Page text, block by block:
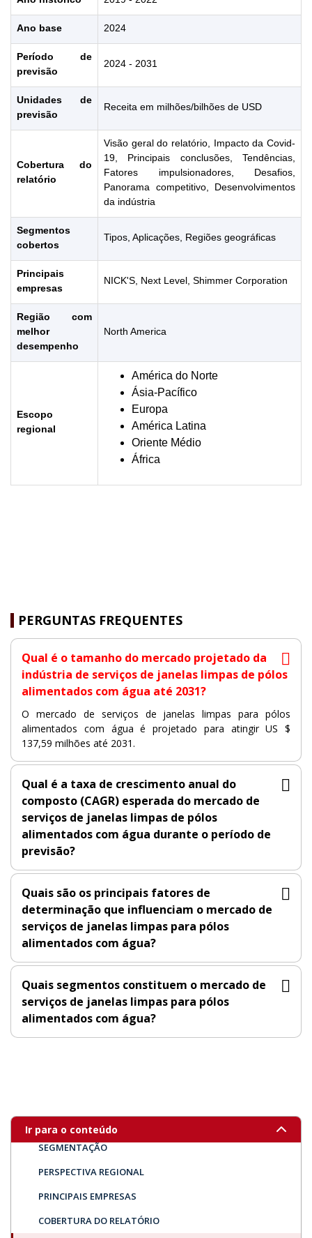
Ano base 2024
Período de
previsão
2024 - 2031
Unidades de
previsão
Receita em milhões/bilhões de USD
Cobertura do
relatório
Visão geral do relatório, Impacto da Covid-
19, Principais conclusões, Tendências,
Fatores impulsionadores, Desafios,
Panorama competitivo, Desenvolvimentos
da indústria
Segmentos
cobertos
Tipos, Aplicações, Regiões geográficas
Principais
empresas
NICK'S, Next Level, Shimmer Corporation
Região com
melhor
desempenho
North America
Escopo
regional
América do Norte
Ásia-Pacífico
Europa
América Latina
Oriente Médio
África
PERGUNTAS FREQUENTES
Qual é o tamanho do mercado projetado da
indústria de serviços de janelas limpas de pólos
alimentados com água até 2031?
O mercado de serviços de janelas limpas para pólos
alimentados com água é projetado para atingir US $
137,59 milhões até 2031.
Qual é a taxa de crescimento anual do
composto (CAGR) esperada do mercado de
serviços de janelas limpas de pólos
alimentados com água durante o período de
previsão?
Quais são os principais fatores de
determinação que influenciam o mercado de
serviços de janelas limpas para pólos
alimentados com água?
Quais segmentos constituem o mercado de
serviços de janelas limpas para pólos
alimentados com água?
Ir para o conteúdo
DINÂMICA DO MERCADO
SEGMENTAÇÃO
PERSPECTIVA REGIONAL
PRINCIPAIS EMPRESAS
COBERTURA DO RELATÓRIO